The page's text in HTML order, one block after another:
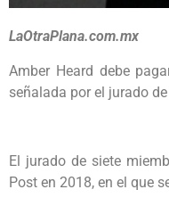
LaOtraPlana.com.mx
Amber Heard debe
señalada por el jurado
El jurado de siete
Post en 2018, en el que